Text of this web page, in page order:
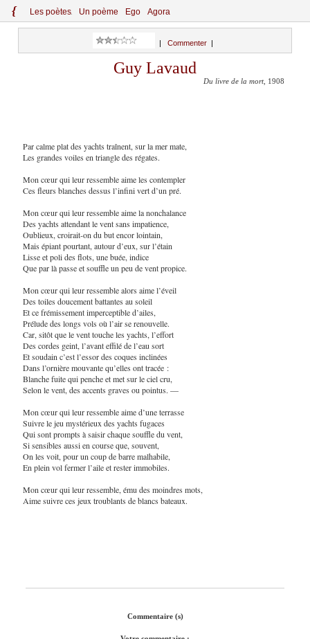
{ Les poètes Un poème Ego Agora
Commenter
Guy Lavaud
Du livre de la mort, 1908
Par calme plat des yachts traînent, sur la mer mate,
Les grandes voiles en triangle des régates.
Mon cœur qui leur ressemble aime les contempler
Ces fleurs blanches dessus l’infini vert d’un pré.
Mon cœur qui leur ressemble aime la nonchalance
Des yachts attendant le vent sans impatience,
Oublieux, croirait-on du but encor lointain,
Mais épiant pourtant, autour d’eux, sur l’étain
Lisse et poli des flots, une buée, indice
Que par là passe et souffle un peu de vent propice.
Mon cœur qui leur ressemble alors aime l’éveil
Des toiles doucement battantes au soleil
Et ce frémissement imperceptible d’ailes,
Prélude des longs vols où l’air se renouvelle.
Car, sitôt que le vent touche les yachts, l’effort
Des cordes geint, l’avant effilé de l’eau sort
Et soudain c’est l’essor des coques inclinées
Dans l’ornière mouvante qu’elles ont tracée :
Blanche fuite qui penche et met sur le ciel cru,
Selon le vent, des accents graves ou pointus. —
Mon cœur qui leur ressemble aime d’une terrasse
Suivre le jeu mystérieux des yachts fugaces
Qui sont prompts à saisir chaque souffle du vent,
Si sensibles aussi en course que, souvent,
On les voit, pour un coup de barre malhabile,
En plein vol fermer l’aile et rester immobiles.
Mon cœur qui leur ressemble, ému des moindres mots,
Aime suivre ces jeux troublants de blancs bateaux.
Commentaire (s)